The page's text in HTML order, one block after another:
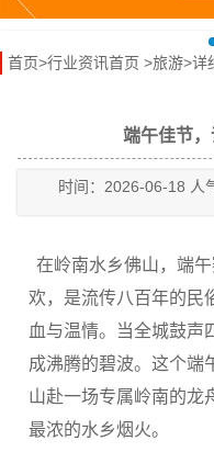
首页>行业资讯首页 >旅游>详
端午佳节
时间：2026-06-18 人
在岭南水乡佛山，端
欢，是流传八百年的民
血与温情。当全城鼓声
成沸腾的碧波。这个端
山赴一场专属岭南的龙
最浓的水乡烟火。